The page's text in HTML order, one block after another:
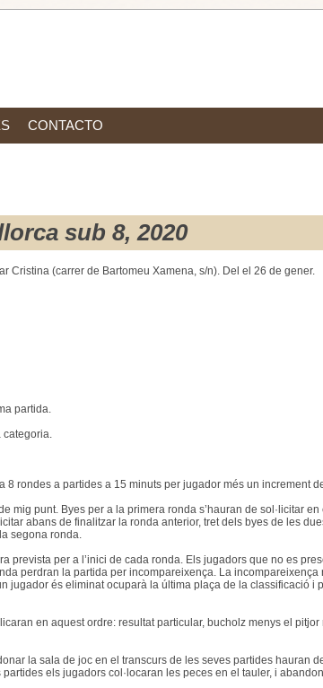
CONTACTO
sub 8, 2020
Cristina (carrer de Bartomeu Xamena, s/n). Del el 26 de gener.
partida.
categoria.
8 rondes a partides a 15 minuts per jugador més un increment
mig punt. Byes per a la primera ronda s’hauran de sol·licitar
abans de finalitzar la ronda anterior, tret dels byes de les
segona ronda.
prevista per a l’inici de cada ronda. Els jugadors que no es
perdran la partida per incompareixença. La
jugador és eliminat ocuparà la última plaça de la classificació i
en aquest ordre: resultat particular, bucholz menys el
la sala de joc en el transcurs de les seves partides hauran
els jugadors col·locaran les peces en el tauler, i